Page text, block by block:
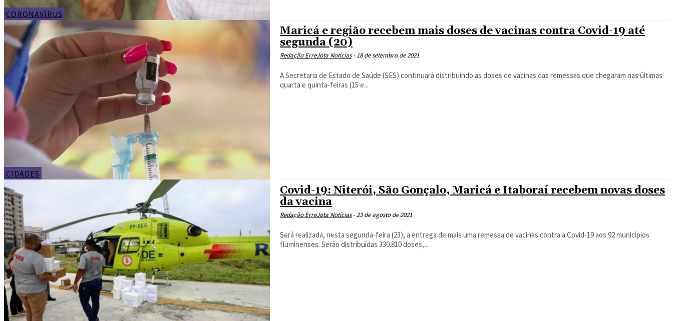
CORONAVÍRUS
CIDADES
Maricá e região recebem mais doses de vacinas contra Covid-19 até
segunda (20)
Redação ErreJota Notícias - 18 de setembro de 2021
A Secretaria de Estado de Saúde (SES) continuará distribuindo as doses de vacinas das remessas que chegaram nas últimas
quarta e quinta-feiras (15 e...
Covid-19: Niterói, São Gonçalo, Maricá e Itaboraí recebem novas doses
da vacina
Redação ErreJota Notícias -23 de agosto de 2021
Será realizada, nesta segunda-feira (23), a entrega de mais uma remessa de vacinas contra a Covid-19 aos 92 municípios
fluminenses. Serão distribuídas 330.810 doses,...